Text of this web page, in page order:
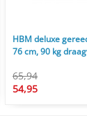
HBM deluxe
76 cm, 90 kg
65,94
54,95